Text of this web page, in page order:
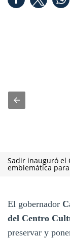
Sadir inauguró el
emblemática
El gobernador
del Centro
preservar y